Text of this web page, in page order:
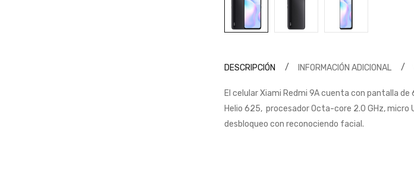
DESCRIPCIÓN INFORMACIÓN ADICIONAL
El celular Xiami Redmi 9A cuenta con pantalla
Helio 625, procesador Octa-core 2.0 GHz, micro
desbloqueo con reconociendo facial.